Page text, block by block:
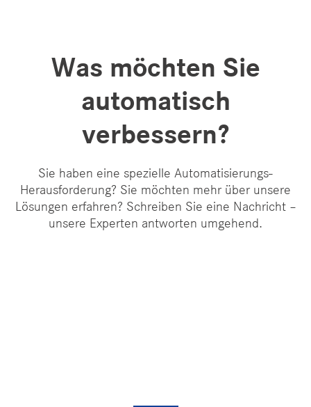
Was möchten Sie
automatisch
verbessern?
Sie haben eine spezielle Automatisierungs-
Herausforderung? Sie möchten mehr über unsere
Lösungen erfahren? Schreiben Sie eine Nachricht –
unsere Experten antworten umgehend.